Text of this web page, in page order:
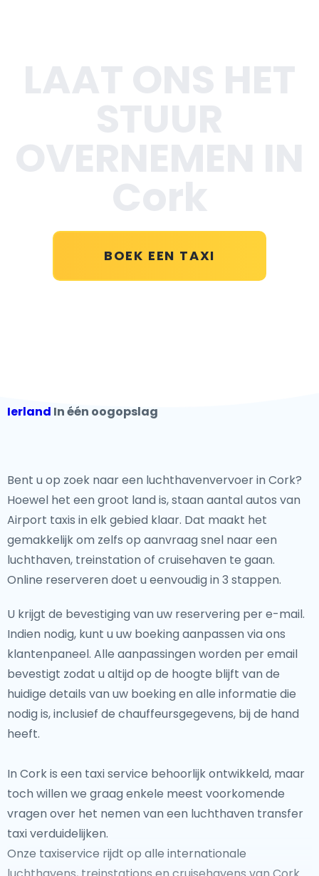
BOEK EEN TAXI
Ierland In één oogopslag
Bent u op zoek naar een luchthavenvervoer in Cork?
Hoewel het een groot land is, staan aantal autos van
Airport taxis in elk gebied klaar. Dat maakt het
gemakkelijk om zelfs op aanvraag snel naar een
luchthaven, treinstation of cruisehaven te gaan.
Online reserveren doet u eenvoudig in 3 stappen.
U krijgt de bevestiging van uw reservering per e-mail.
Indien nodig, kunt u uw boeking aanpassen via ons
klantenpaneel. Alle aanpassingen worden per email
bevestigt zodat u altijd op de hoogte blijft van de
huidige details van uw boeking en alle informatie die
nodig is, inclusief de chauffeursgegevens, bij de hand
heeft.
In Cork is een taxi service behoorlijk ontwikkeld, maar
toch willen we graag enkele meest voorkomende
vragen over het nemen van een luchthaven transfer
taxi verduidelijken.
Onze taxiservice rijdt op alle internationale